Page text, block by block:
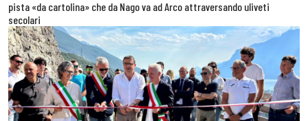
pista «da cartolina» che da Nago va ad Arco attraversando uliveti
secolari